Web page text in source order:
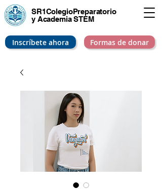
SR1ColegioPreparatorio
y Academia STEM
Inscríbete ahora Formas de donar